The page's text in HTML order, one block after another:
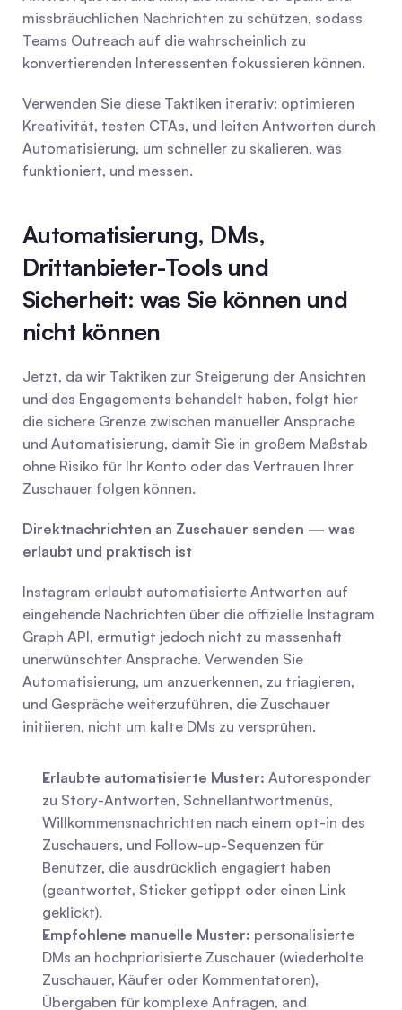
missbräuchlichen Nachrichten zu schützen, sodass
Teams Outreach auf die wahrscheinlich zu
konvertierenden Interessenten fokussieren können.
Verwenden Sie diese Taktiken iterativ: optimieren
Kreativität, testen CTAs, und leiten Antworten durch
Automatisierung, um schneller zu skalieren, was
funktioniert, und messen.
Automatisierung, DMs,
Drittanbieter-Tools und
Sicherheit: was Sie können und
nicht können
Jetzt, da wir Taktiken zur Steigerung der Ansichten
und des Engagements behandelt haben, folgt hier
die sichere Grenze zwischen manueller Ansprache
und Automatisierung, damit Sie in großem Maßstab
ohne Risiko für Ihr Konto oder das Vertrauen Ihrer
Zuschauer folgen können.
Direktnachrichten an Zuschauer senden — was
erlaubt und praktisch ist
Instagram erlaubt automatisierte Antworten auf
eingehende Nachrichten über die offizielle Instagram
Graph API, ermutigt jedoch nicht zu massenhaft
unerwünschter Ansprache. Verwenden Sie
Automatisierung, um anzuerkennen, zu triagieren,
und Gespräche weiterzuführen, die Zuschauer
initiieren, nicht um kalte DMs zu versprühen.
Erlaubte automatisierte Muster: Autoresponder
zu Story-Antworten, Schnellantwortmenüs,
Willkommensnachrichten nach einem opt-in des
Zuschauers, und Follow-up-Sequenzen für
Benutzer, die ausdrücklich engagiert haben
(geantwortet, Sticker getippt oder einen Link
geklickt).
Empfohlene manuelle Muster: personalisierte
DMs an hochpriorisierte Zuschauer (wiederholte
Zuschauer, Käufer oder Kommentatoren),
Übergaben für komplexe Anfragen, and